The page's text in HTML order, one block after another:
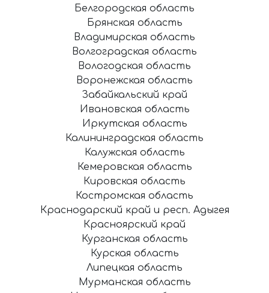
Белгородская область
Брянская область
Владимирская область
Волгоградская область
Вологодская область
Воронежская область
Забайкальский край
Ивановская область
Иркутская область
Калининградская область
Калужская область
Кемеровская область
Кировская область
Костромская область
Краснодарский край и респ. Адыгея
Красноярский край
Курганская область
Курская область
Липецкая область
Мурманская область